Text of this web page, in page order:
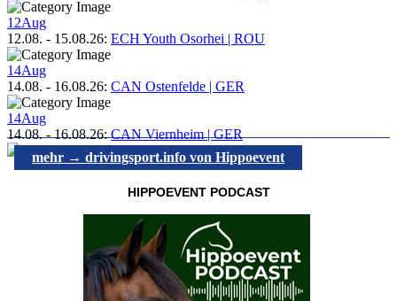
12Aug
12.08. - 15.08.26: ECH Youth Osorhei | ROU
14Aug
14.08. - 16.08.26: CAN Ostenfelde | GER
14Aug
14.08.-16.08.26:CAN Viernheim | GER
mehr → drivingsport.info von Hippoevent
HIPPOEVENT PODCAST